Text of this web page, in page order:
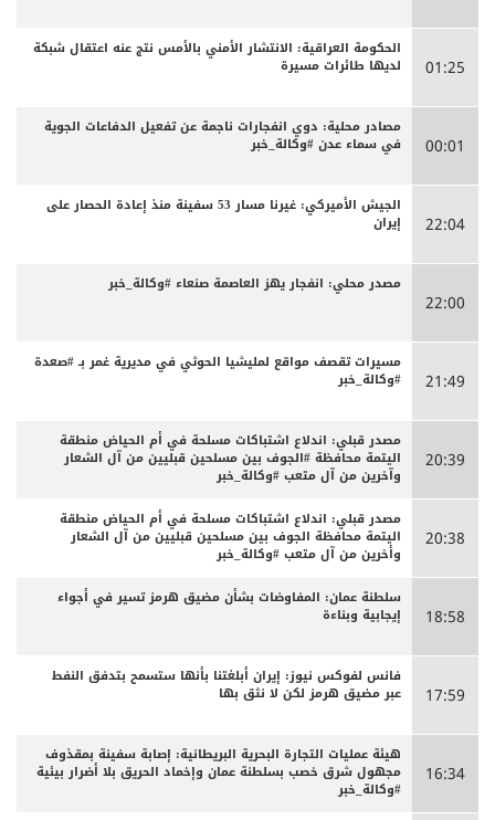
01:25
الحكومة العراقية: الانتشار الأمني بالأمس نتج عنه اعتقال شبكة
لديها طائرات مسيرة
00:01
مصادر محلية: دوي انفجارات ناجمة عن تفعيل الدفاعات الجوية
في سماء عدن #وكالة_خبر
22:04
الجيش الأميركي: غيرنا مسار 53 سفينة منذ إعادة الحصار على
إيران
22:00
مصدر محلي: انفجار يهز العاصمة صنعاء #وكالة_خبر
21:49
مسيرات تقصف مواقع لمليشيا الحوثي في مديرية غمر بـ #صعدة
#وكالة_خبر
20:39
مصدر قبلي: اندلاع اشتباكات مسلحة في أم الحياض منطقة
اليتمة محافظة #الجوف بين مسلحين قبليين من آل الشعار
وآخرين من آل متعب #وكالة_خبر
20:38
مصدر قبلي: اندلاع اشتباكات مسلحة في أم الحياض منطقة
اليتمة محافظة الجوف بين مسلحين قبليين من آل الشعار
وأخرين من آل متعب #وكالة_خبر
18:58
سلطنة عمان: المفاوضات بشأن مضيق هرمز تسير في أجواء
إيجابية وبناءة
17:59
فانس لفوكس نيوز: إيران أبلغتنا بأنها ستسمح بتدفق النفط
عبر مضيق هرمز لكن لا نثق بها
16:34
هيئة عمليات التجارة البحرية البريطانية: إصابة سفينة بمقذوف
مجهول شرق خصب بسلطنة عمان وإخماد الحريق بلا أضرار بيئية
#وكالة_خبر